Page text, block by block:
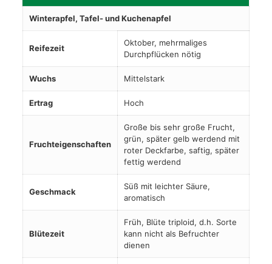
Winterapfel, Tafel- und Kuchenapfel
Reifezeit
Oktober, mehrmaliges
Durchpflücken nötig
Wuchs Mittelstark
Ertrag Hoch
Fruchteigenschaften
Große bis sehr große Frucht,
grün, später gelb werdend mit
roter Deckfarbe, saftig, später
fettig werdend
Geschmack
Süß mit leichter Säure,
aromatisch
Blütezeit
Früh, Blüte triploid, d.h. Sorte
kann nicht als Befruchter
dienen